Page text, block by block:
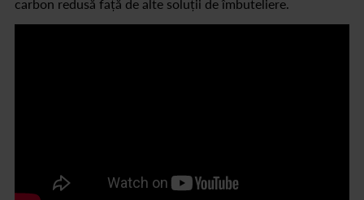
carbon redusă față de alte soluții de îmbuteliere.